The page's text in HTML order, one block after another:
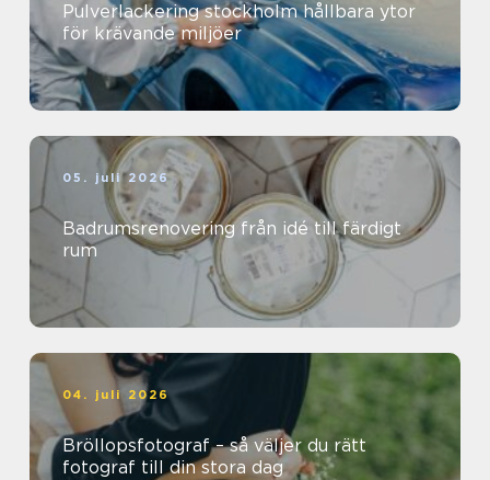
Pulverlackering stockholm hållbara ytor
för krävande miljöer
05. juli 2026
Badrumsrenovering från idé till färdigt
rum
04. juli 2026
Bröllopsfotograf – så väljer du rätt
fotograf till din stora dag